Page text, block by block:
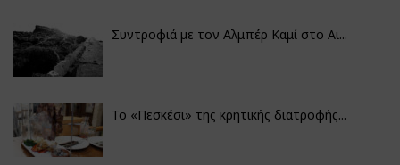
Συντροφιά με τον Αλμπέρ Καμί στο Αι...
Το «Πεσκέσι» της κρητικής διατροφής...